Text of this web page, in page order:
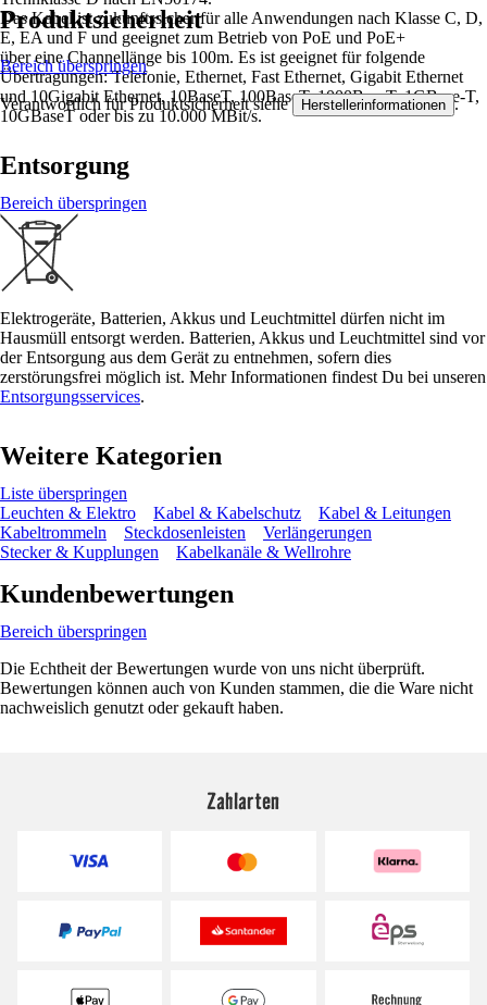
Das Kabel ist zukunftssicher für alle Anwendungen nach Klasse C, D,
E, EA und F und geeignet zum Betrieb von PoE und PoE+
über eine Channellänge bis 100m. Es ist geeignet für folgende
Übertragungen: Telefonie, Ethernet, Fast Ethernet, Gigabit Ethernet
und 10Gigabit Ethernet, 10BaseT, 100BaseT, 1000BaseT, 1GBase-T,
10GBaseT oder bis zu 10.000 MBit/s.
Produktsicherheit
Bereich überspringen
Verantwortlich für Produktsicherheit siehe Herstellerinformationen .
Entsorgung
Bereich überspringen
Elektrogeräte, Batterien, Akkus und Leuchtmittel dürfen nicht im
Hausmüll entsorgt werden. Batterien, Akkus und Leuchtmittel sind vor
der Entsorgung aus dem Gerät zu entnehmen, sofern dies
zerstörungsfrei möglich ist. Mehr Informationen findest Du bei unseren
Entsorgungsservices.
Weitere Kategorien
Liste überspringen
Leuchten & Elektro
Kabel & Kabelschutz
Kabel & Leitungen
Kabeltrommeln
Steckdosenleisten
Verlängerungen
Stecker & Kupplungen
Kabelkanäle & Wellrohre
Kundenbewertungen
Bereich überspringen
Die Echtheit der Bewertungen wurde von uns nicht überprüft.
Bewertungen können auch von Kunden stammen, die die Ware nicht
nachweislich genutzt oder gekauft haben.
Zahlarten